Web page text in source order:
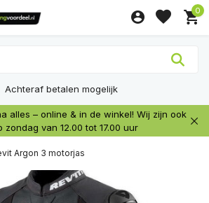
0
Achteraf betalen mogelijk
alles – online & in de winkel! Wij zijn ook
zondag van 12.00 tot 17.00 uur
Argon 3 motorjas